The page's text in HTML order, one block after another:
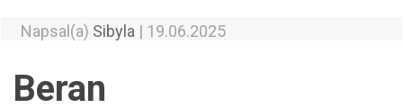
Napsal(a) Sibyla | 19.06.2025
Beran